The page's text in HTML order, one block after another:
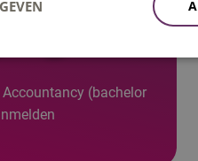
Accountancy (bachelor